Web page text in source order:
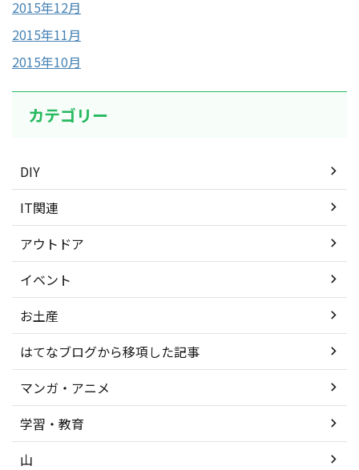
2015年12月
2015年11月
2015年10月
カテゴリー
DIY
IT関連
アウトドア
イベント
お土産
はてなブログから移項した記事
マンガ・アニメ
学習・教育
山